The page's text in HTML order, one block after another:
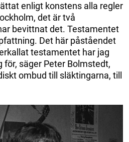
enligt konstens alla regler
det är två
bevittnat det. Testamentet
Det här påståendet
testamentet har jag
säger Peter Bolmstedt,
ombud till släktingarna, till